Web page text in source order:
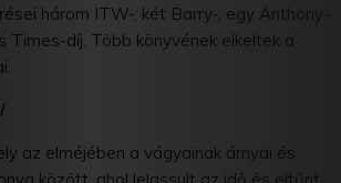
három ITW-, két Barry-, egy Anthony-
Times-díj. Több könyvének elkeltek a
az elméjében a vágyainak árnyai és